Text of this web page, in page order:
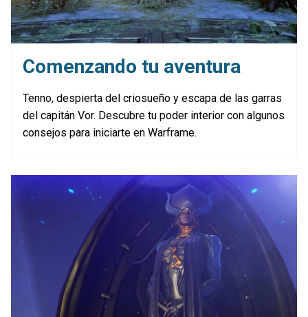
Comenzando tu aventura
Tenno, despierta del criosueño y escapa de las garras
del capitán Vor. Descubre tu poder interior con algunos
consejos para iniciarte en Warframe.